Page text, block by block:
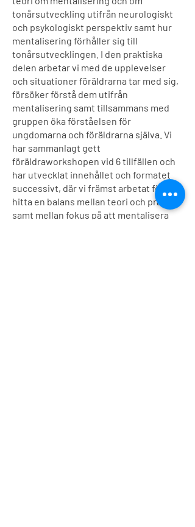
tonårsutveckling utifrån neurologiskt
och psykologiskt perspektiv samt hur
mentalisering förhåller sig till
tonårsutvecklingen. I den praktiska
delen arbetar vi med de upplevelser
och situationer föräldrarna tar med sig,
försöker förstå dem utifrån
mentalisering samt tillsammans med
gruppen öka förståelsen för
ungdomarna och föräldrarna själva. Vi
har sammanlagt gett
föräldraworkshopen vid 6 tillfällen och
har utvecklat innehållet och formatet
successivt, där vi främst arbetat för att
hitta en balans mellan teori och praktik
samt mellan fokus på att mentalisera